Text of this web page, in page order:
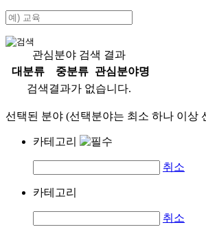
관심분야 검색 결과
대분류
중분류
관심분야명
검색결과가 없습니다.
선택된 분야 (선택분야는 최소 하나 이상
카테고리
취소
카테고리
취소